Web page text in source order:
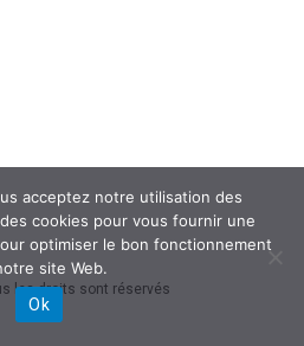
les droits sont réservés
acceptez notre utilisation des
cookies pour vous fournir une
optimiser le bon fonctionnement
site Web.
Ok